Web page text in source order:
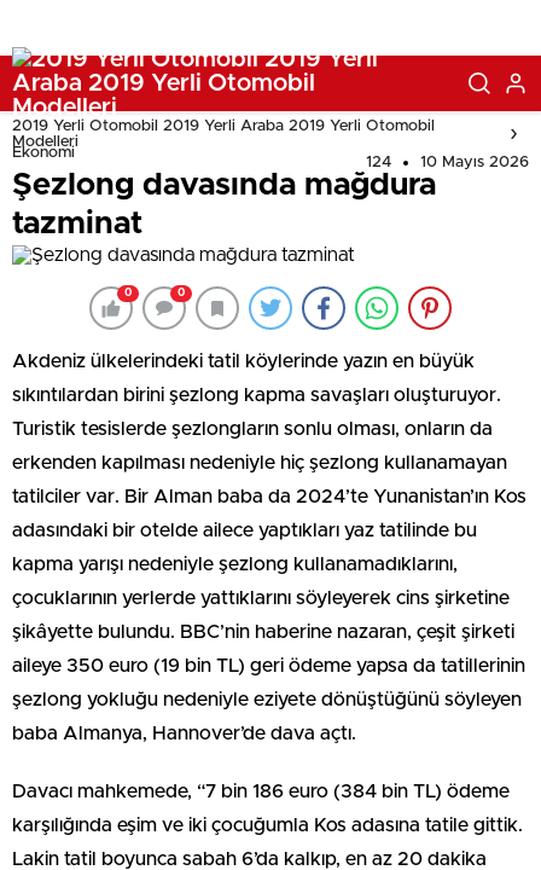
2019 Yerli Otomobil 2019 Yerli Araba 2019 Yerli Otomobil
Modelleri
Ekonomi
124 10 Mayıs 2026
Şezlong davasında mağdura
tazminat
0 0
Akdeniz ülkelerindeki tatil köylerinde yazın en büyük
sıkıntılardan birini şezlong kapma savaşları oluşturuyor.
Turistik tesislerde şezlongların sonlu olması, onların da
erkenden kapılması nedeniyle hiç şezlong kullanamayan
tatilciler var. Bir Alman baba da 2024’te Yunanistan’ın Kos
adasındaki bir otelde ailece yaptıkları yaz tatilinde bu
kapma yarışı nedeniyle şezlong kullanamadıklarını,
çocuklarının yerlerde yattıklarını söyleyerek cins şirketine
şikâyette bulundu. BBC’nin haberine nazaran, çeşit şirketi
aileye 350 euro (19 bin TL) geri ödeme yapsa da tatillerinin
şezlong yokluğu nedeniyle eziyete dönüştüğünü söyleyen
baba Almanya, Hannover’de dava açtı.
Davacı mahkemede, “7 bin 186 euro (384 bin TL) ödeme
karşılığında eşim ve iki çocuğumla Kos adasına tatile gittik.
Lakin tatil boyunca sabah 6’da kalkıp, en az 20 dakika